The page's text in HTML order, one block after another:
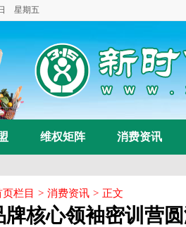
日 星期五
维权矩阵 消费资讯
页栏目 > 消费资讯 > 正文
牌核心领袖密训营